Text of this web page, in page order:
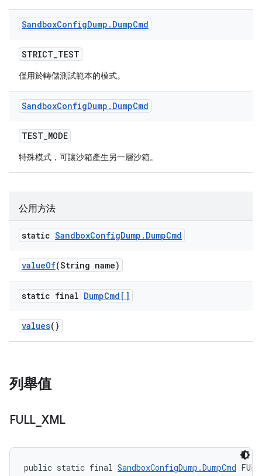
SandboxConfigDump . DumpCmd
STRICT_TEST
僅用於轉儲測試範本的模式。
SandboxConfigDump . DumpCmd
TEST_MODE
特殊模式，可讓沙箱產生另一層沙箱。
公用方法
static SandboxConfigDump . DumpCmd
valueOf(String name)
static final DumpCmd[]
values()
列舉值
FULL XML
public static final SandboxConfigDump.DumpCmd